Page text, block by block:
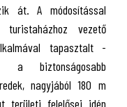
át. A módosítással
vezető
tapasztalt -
a biztonságosabb
nagyjából 180 m
területi felelősei idén